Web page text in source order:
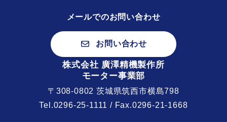
メールでのお問い合わせ
お問い合わせ
株式会社 廣澤精機製作所
モーター事業部
〒308-0802 茨城県筑西市横島798
Tel.0296-25-1111 / Fax.0296-21-1668